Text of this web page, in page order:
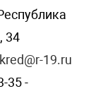
34
19.ru
35 -